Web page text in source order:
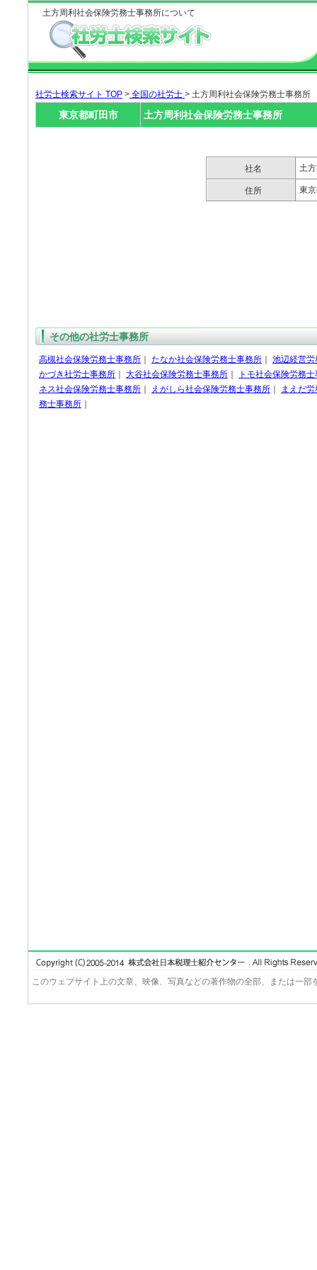
土方周利社会保険労務士事務所について
社労士検索サイト TOP > 全国の社労士 > 土方周利社会保険労務士事務所
東京都町田市 土方周利社会保険労務士事務所
社名 土
住所 東
その他の社労士事務所
高槻社会保険労務士事務所 たなか社会保険労務士事務所
池辺経営
かづき社労士事務所
大谷社会保険労務士事務所
トモ社会保険労務
ネス社会保険労務士事務所
えがしら社会保険労務士事務所
まえだ
務士事務所
このウェブサイト上の文章、映像、写真などの著作物の全部、または一